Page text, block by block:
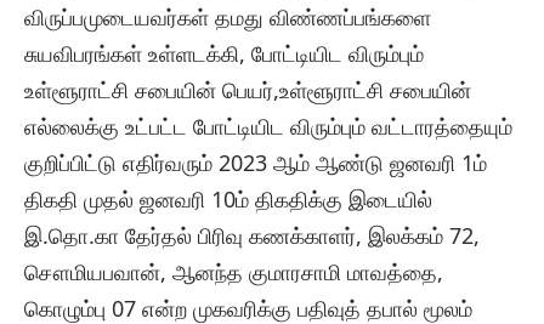
விருப்பமுடையவர்கள் தமது விண்ணப்பங்களை
சுயவிபரங்கள் உள்ளடக்கி, போட்டியிட விரும்பும்
உள்ளூராட்சி சபையின் பெயர்,உள்ளூராட்சி சபையின்
எல்லைக்கு உட்பட்ட போட்டியிட விரும்பும் வட்டாரத்தையும்
குறிப்பிட்டு எதிர்வரும் 2023 ஆம் ஆண்டு ஜனவரி 1ம்
திகதி முதல் ஜனவரி 10ம் திகதிக்கு இடையில்
இ.தொ.கா தேர்தல் பிரிவு கணக்காளர், இலக்கம் 72,
சௌமியபவான், ஆனந்த குமாரசாமி மாவத்தை,
கொழும்பு 07 என்ற முகவரிக்கு பதிவுத் தபால் மூலம்